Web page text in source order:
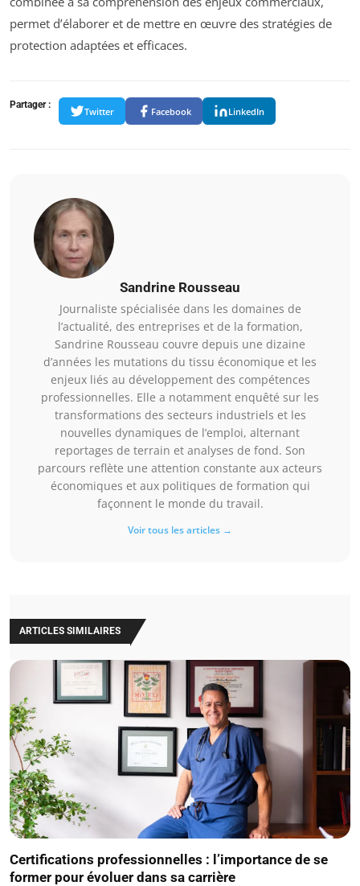
permet d’élaborer et de mettre en œuvre des stratégies de
protection adaptées et efficaces.
Partager :
Twitter Facebook LinkedIn
Sandrine Rousseau
Journaliste spécialisée dans les domaines de
l’actualité, des entreprises et de la formation,
Sandrine Rousseau couvre depuis une dizaine
d’années les mutations du tissu économique et les
enjeux liés au développement des compétences
professionnelles. Elle a notamment enquêté sur les
transformations des secteurs industriels et les
nouvelles dynamiques de l’emploi, alternant
reportages de terrain et analyses de fond. Son
parcours reflète une attention constante aux acteurs
économiques et aux politiques de formation qui
façonnent le monde du travail.
Voir tous les articles →
ARTICLES SIMILAIRES
Certifications professionnelles : l’importance de se
former pour évoluer dans sa carrière